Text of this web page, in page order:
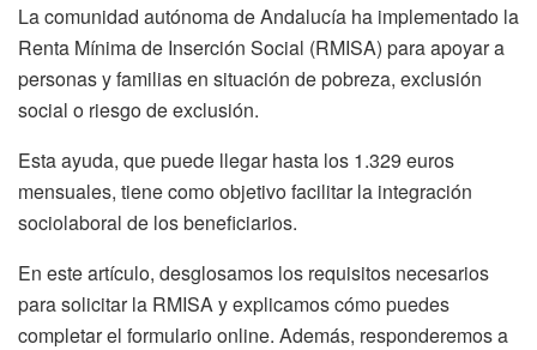
La comunidad autónoma de Andalucía ha implementado la
Renta Mínima de Inserción Social (RMISA) para apoyar a
personas y familias en situación de pobreza, exclusión
social o riesgo de exclusión.
Esta ayuda, que puede llegar hasta los 1.329 euros
mensuales, tiene como objetivo facilitar la integración
sociolaboral de los beneficiarios.
En este artículo, desglosamos los requisitos necesarios
para solicitar la RMISA y explicamos cómo puedes
completar el formulario online. Además, responderemos a